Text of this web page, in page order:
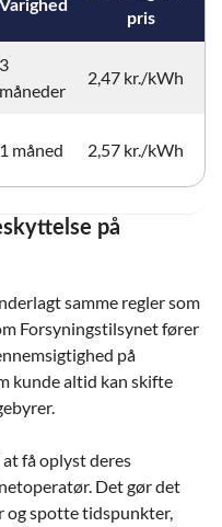
Varighed
pris
3
måneder
2,47 kr./kWh
1 måned 2,57 kr./kWh
på
samme regler som
Forsyningstilsynet fører
på
kunde altid kan skifte
få oplyst deres
Det gør det
og spotte tidspunkter,